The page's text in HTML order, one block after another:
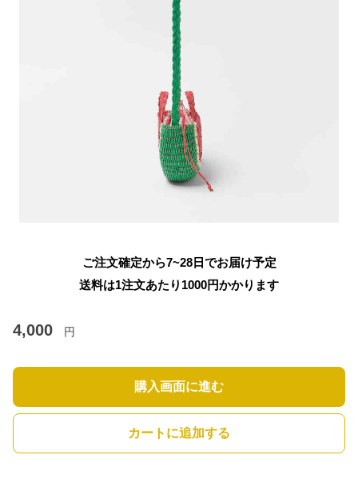
ご注文確定から7~28日でお届け予定
送料は1注文あたり 1000円かかります
4,000 円
購入画面に進む
カートに追加する